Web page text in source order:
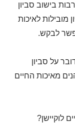
בישוב סביון
מובילות לאיכות
לבקש.
על סביון
מאיכות החיים
לוקיישן?